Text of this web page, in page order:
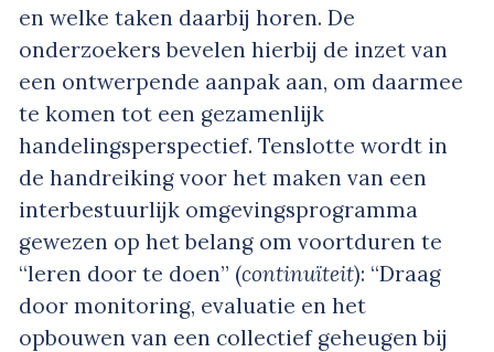
en welke taken daarbij horen. De
onderzoekers bevelen hierbij de inzet van
een ontwerpende aanpak aan, om daarmee
te komen tot een gezamenlijk
handelingsperspectief. Tenslotte wordt in
de handreiking voor het maken van een
interbestuurlijk omgevingsprogramma
gewezen op het belang om voortduren te
“leren door te doen” (continuïteit): “Draag
door monitoring, evaluatie en het
opbouwen van een collectief geheugen bij